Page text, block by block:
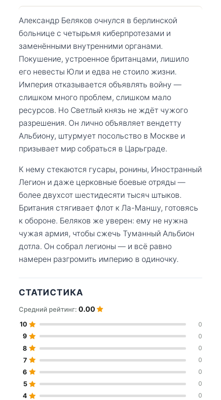
Александр Беляков очнулся в берлинской
больнице с четырьмя киберпротезами и
заменёнными внутренними органами.
Покушение, устроенное британцами, лишило
его невесты Юли и едва не стоило жизни.
Империя отказывается объявлять войну —
слишком много проблем, слишком мало
ресурсов. Но Светлый князь не ждёт чужого
разрешения. Он лично объявляет вендетту
Альбиону, штурмует посольство в Москве и
призывает мир собраться в Царьграде.
К нему стекаются гусары, ронины, Иностранный
Легион и даже церковные боевые отряды —
более двухсот шестидесяти тысяч штыков.
Британия стягивает флот к Ла-Маншу, готовясь
к обороне. Беляков же уверен: ему не нужна
чужая армия, чтобы сжечь Туманный Альбион
дотла. Он собрал легионы — и всё равно
намерен разгромить империю в одиночку.
СТАТИСТИКА
Средний рейтинг: 0.00
10 0
9 0
8 0
7 0
6 0
5 0
4 0